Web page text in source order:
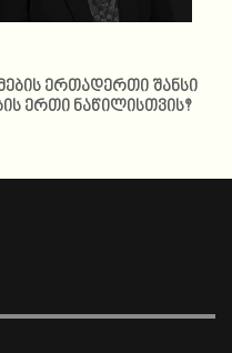
ერთადერთი შანსი
ერთი ნაწილისთვის?